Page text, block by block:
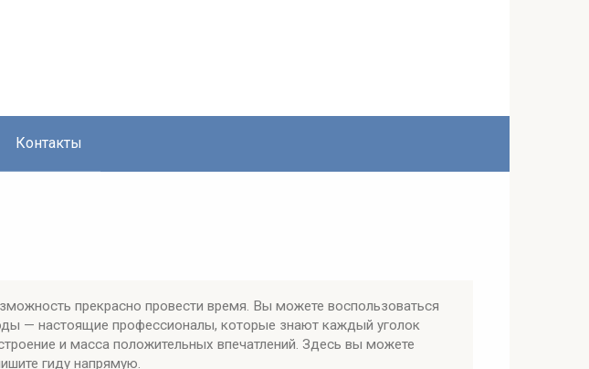
Контакты
прекрасно провести время. Вы можете воспользоваться
— настоящие профессионалы, которые знают каждый уголок
и масса положительных впечатлений. Здесь вы можете
гиду напрямую.